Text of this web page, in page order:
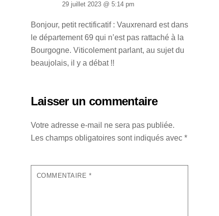
29 juillet 2023 @ 5:14 pm
Bonjour, petit rectificatif : Vauxrenard est dans
le département 69 qui n’est pas rattaché à la
Bourgogne. Viticolement parlant, au sujet du
beaujolais, il y a débat !!
Laisser un commentaire
Votre adresse e-mail ne sera pas publiée.
Les champs obligatoires sont indiqués avec *
COMMENTAIRE *